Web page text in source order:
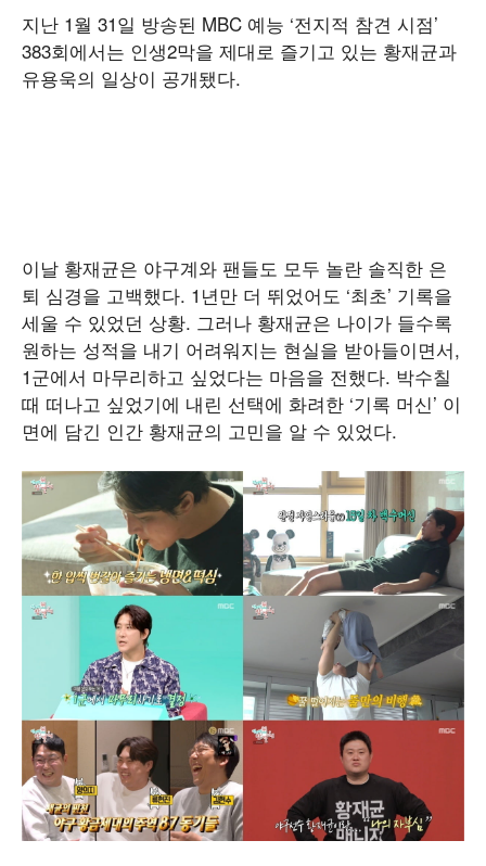
지난 1월 31일 방송된 MBC 예능 ‘전지적 참견 시점’
383회에서는 인생2막을 제대로 즐기고 있는 황재균과
유용욱의 일상이 공개됐다.
이날 황재균은 야구계와 팬들도 모두 놀란 솔직한 은
퇴 심경을 고백했다. 1년만 더 뛰었어도 ‘최초’ 기록을
세울 수 있었던 상황. 그러나 황재균은 나이가 들수록
원하는 성적을 내기 어려워지는 현실을 받아들이면서,
1군에서 마무리하고 싶었다는 마음을 전했다. 박수칠
때 떠나고 싶었기에 내린 선택에 화려한 ‘기록 머신’ 이
면에 담긴 인간 황재균의 고민을 알 수 있었다.